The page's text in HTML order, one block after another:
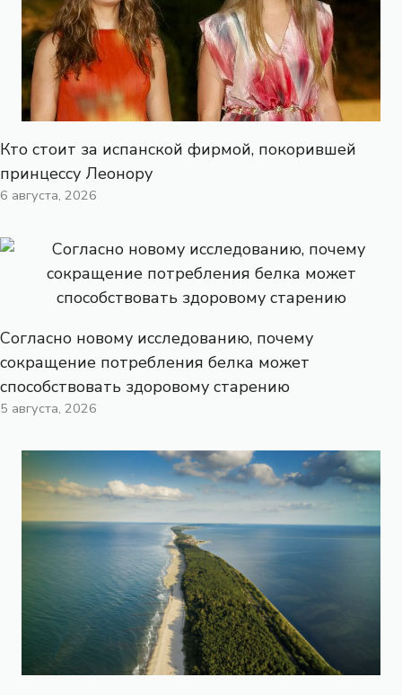
Кто стоит за испанской фирмой, покорившей
принцессу Леонору
6 августа, 2026
Согласно новому исследованию, почему
сокращение потребления белка может
способствовать здоровому старению
5 августа, 2026